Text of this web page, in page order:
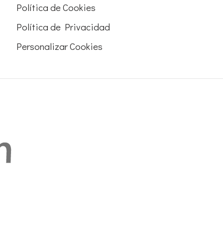
Política de Cookies
Política de Privacidad
Personalizar Cookies